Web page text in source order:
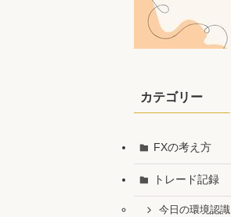
カテゴリー
FXの考え方
トレード記録
今日の環境認識